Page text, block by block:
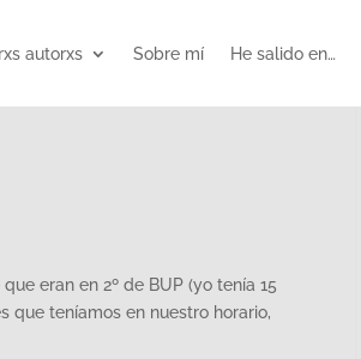
autorxs Sobre mí He salido en…
eran en 2º de BUP (yo tenía 15
que teníamos en nuestro horario,